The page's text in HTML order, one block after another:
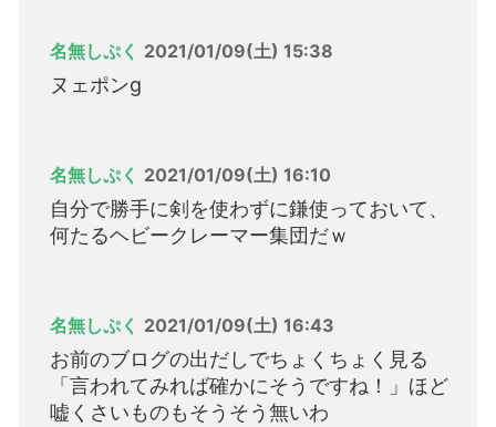
名無しぷく 2021/01/09(土) 15:38
ヌェポンg
名無しぷく 2021/01/09(土) 16:10
自分で勝手に剣を使わずに鎌使っておいて、
何たるヘビークレーマー集団だｗ
名無しぷく 2021/01/09(土) 16:43
お前のブログの出だしでちょくちょく見る
「言われてみれば確かにそうですね！」ほど
嘘くさいものもそうそう無いわ